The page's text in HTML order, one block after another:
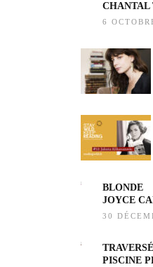
CHANTAL
6
BLONDE
JOYCE
30
PISCINE